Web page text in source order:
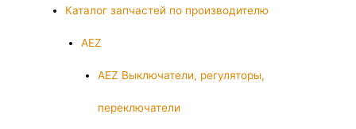
Каталог запчастей по производителю
AEZ
AEZ Выключатели, регуляторы,
переключатели